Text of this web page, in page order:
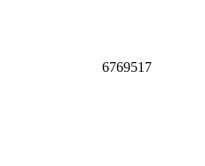
6769517